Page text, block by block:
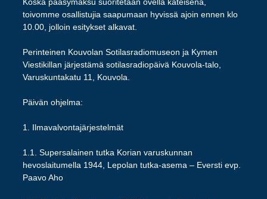
toivomme osallistujia saapumaan hyvissä ajoin ennen klo
10.00, jolloin esitykset alkavat.
Perinteinen Kouvolan Sotilasradiomuseon ja Kymen
Viestikillan järjestämä sotilasradiopäivä Kouvola-talo,
Varuskuntakatu 11, Kouvola.
Päivän ohjelma:
1. Ilmavalvontajärjestelmät
1.1. Supersalainen tutka Korian varuskunnan
hevoslaitumella 1944, Lepolan tutka-asema – Eversti evp.
Paavo Aho